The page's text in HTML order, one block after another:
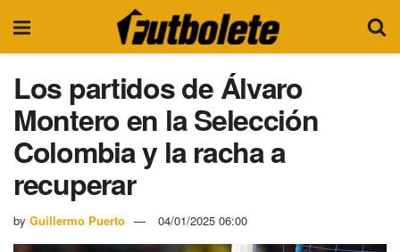
Los partidos de Álvaro
Montero en la Selección
Colombia y la racha a
recuperar
by Guillermo Puerto 04/01/2025 06:00